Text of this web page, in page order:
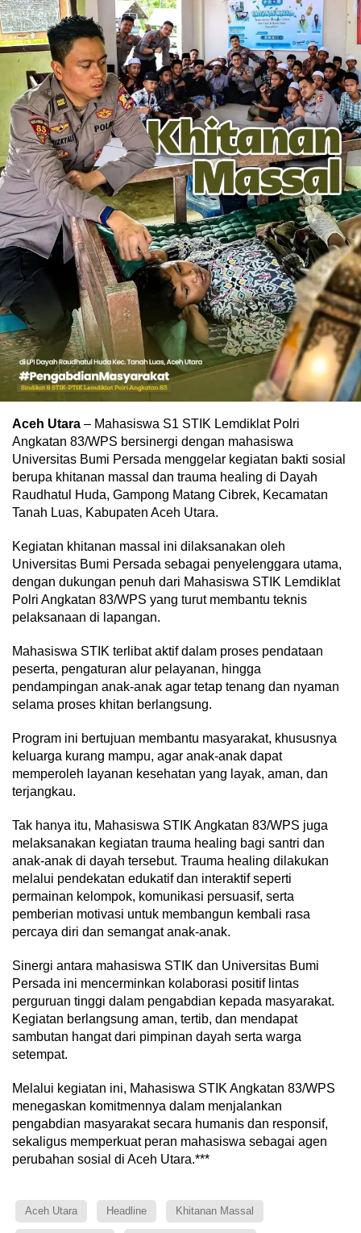
Aceh Utara – Mahasiswa S1 STIK Lemdiklat Polri
Angkatan 83/WPS bersinergi dengan mahasiswa
Universitas Bumi Persada menggelar kegiatan bakti sosial
berupa khitanan massal dan trauma healing di Dayah
Raudhatul Huda, Gampong Matang Cibrek, Kecamatan
Tanah Luas, Kabupaten Aceh Utara.
Kegiatan khitanan massal ini dilaksanakan oleh
Universitas Bumi Persada sebagai penyelenggara utama,
dengan dukungan penuh dari Mahasiswa STIK Lemdiklat
Polri Angkatan 83/WPS yang turut membantu teknis
pelaksanaan di lapangan.
Mahasiswa STIK terlibat aktif dalam proses pendataan
peserta, pengaturan alur pelayanan, hingga
pendampingan anak-anak agar tetap tenang dan nyaman
selama proses khitan berlangsung.
Program ini bertujuan membantu masyarakat, khususnya
keluarga kurang mampu, agar anak-anak dapat
memperoleh layanan kesehatan yang layak, aman, dan
terjangkau.
Tak hanya itu, Mahasiswa STIK Angkatan 83/WPS juga
melaksanakan kegiatan trauma healing bagi santri dan
anak-anak di dayah tersebut. Trauma healing dilakukan
melalui pendekatan edukatif dan interaktif seperti
permainan kelompok, komunikasi persuasif, serta
pemberian motivasi untuk membangun kembali rasa
percaya diri dan semangat anak-anak.
Sinergi antara mahasiswa STIK dan Universitas Bumi
Persada ini mencerminkan kolaborasi positif lintas
perguruan tinggi dalam pengabdian kepada masyarakat.
Kegiatan berlangsung aman, tertib, dan mendapat
sambutan hangat dari pimpinan dayah serta warga
setempat.
Melalui kegiatan ini, Mahasiswa STIK Angkatan 83/WPS
menegaskan komitmennya dalam menjalankan
pengabdian masyarakat secara humanis dan responsif,
sekaligus memperkuat peran mahasiswa sebagai agen
perubahan sosial di Aceh Utara.***
Aceh Utara Headline Khitanan Massal